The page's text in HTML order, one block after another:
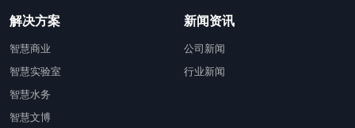
解决方案
智慧商业
智慧实验室
智慧水务
智慧文博
新闻资讯
公司新闻
行业新闻